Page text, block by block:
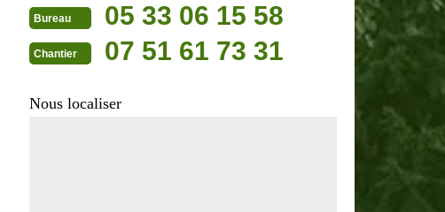
Bureau 05 33 06 15 58
Chantier 07 51 61 73 31
Nous localiser